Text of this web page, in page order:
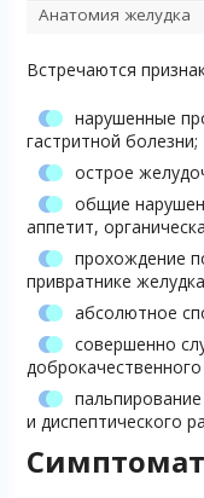
Анатомия желудка
Встречаются
нарушенные
гастритной болезни;
острое
общие
аппетит,
прохождение
привратнике
абсолютное
совершенно
и диспептического